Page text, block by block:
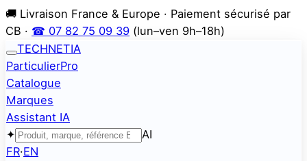
🚚 Livraison France & Europe · Paiement sécurisé par
CB · ☎ 07 82 75 09 39 (lun–ven 9h–18h)
TECHNETIA
ParticulierPro
Catalogue
Marques
Assistant IA
✦
AI
FR·EN